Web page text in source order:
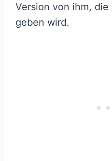
Version von ihm,
geben wird.